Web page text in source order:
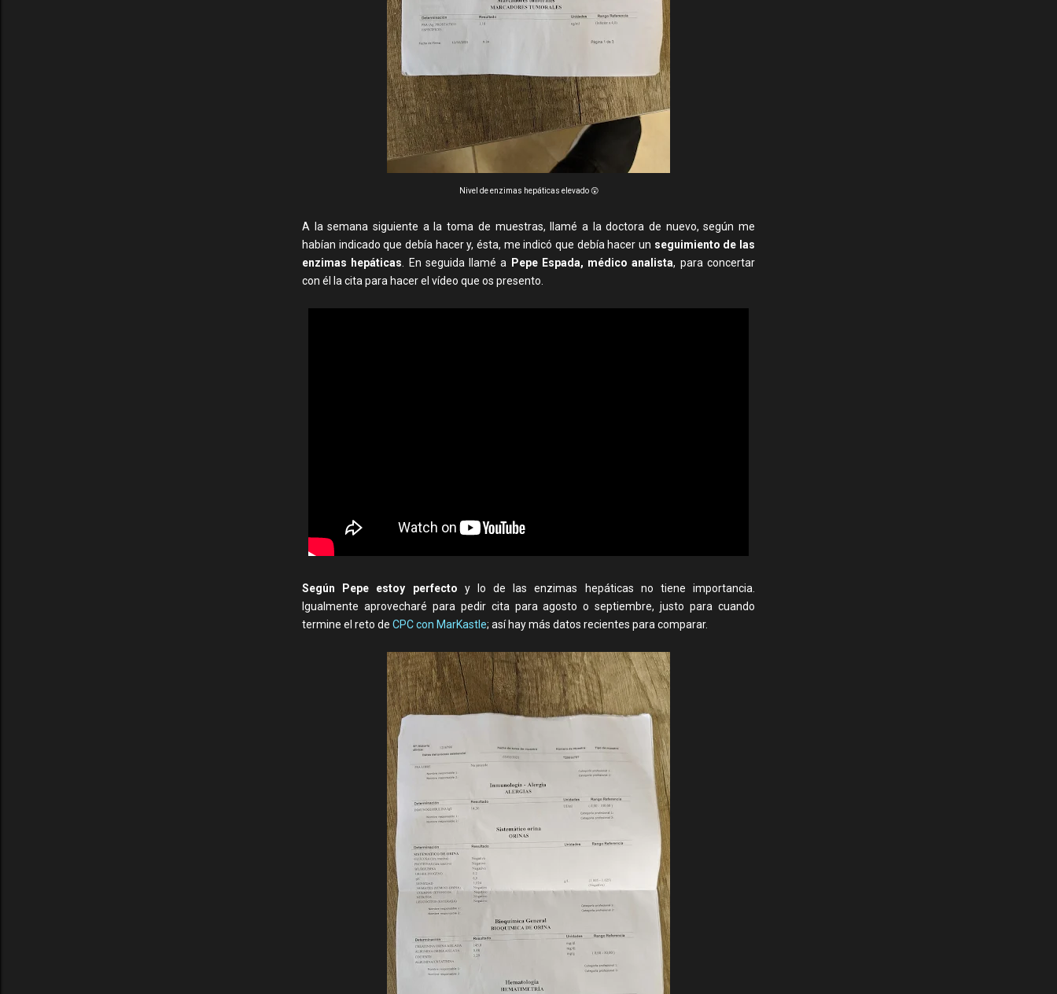
Nivel de enzimas hepáticas elevado 😲
A la semana siguiente a la toma de muestras, llamé a la doctora de nuevo, según me
habían indicado que debía hacer y, ésta, me indicó que debía hacer un seguimiento de las
enzimas hepáticas . En seguida llamé a Pepe Espada, médico analista, para concertar
con él la cita para hacer el vídeo que os presento.
Según Pepe estoy perfecto y lo de las enzimas hepáticas no tiene importancia.
Igualmente aprovecharé para pedir cita para agosto o septiembre, justo para cuando
termine el reto de CPC con MarKastle; así hay más datos recientes para comparar.